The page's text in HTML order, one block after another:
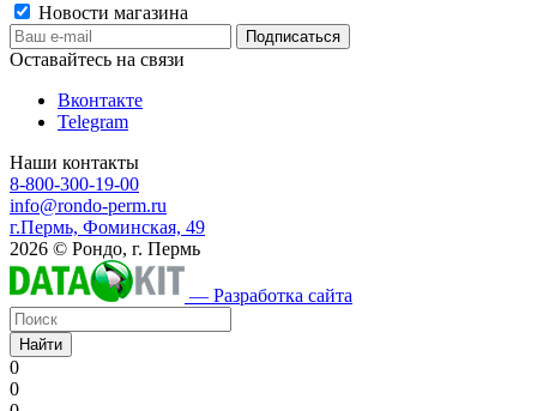
Новости магазина
Оставайтесь на связи
Вконтакте
Telegram
Наши контакты
8-800-300-19-00
info@rondo-perm.ru
г.Пермь, Фоминская, 49
2026 © Рондо, г. Пермь
— Разработка сайта
Найти
0
0